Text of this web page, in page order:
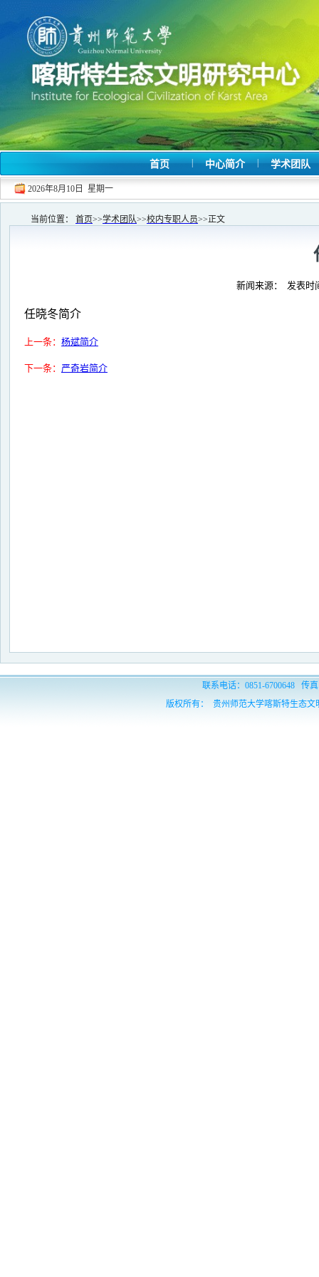
首页 | 中心简介 | 学术团队
2026年8月10日 星期一
当前位置： 首页>>学术团队>>校内专职人员>>正文
新闻来源： 发表时
任晓冬简介
上一条： 杨斌简介
下一条： 严奇岩简介
联系电话：0851-6700648 传
版权所有： 贵州师范大学喀斯特生态文